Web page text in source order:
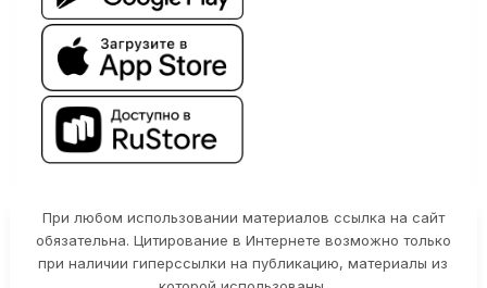
При любом использовании материалов ссылка на сайт
обязательна. Цитирование в Интернете возможно только
при наличии гиперссылки на публикацию, материалы из